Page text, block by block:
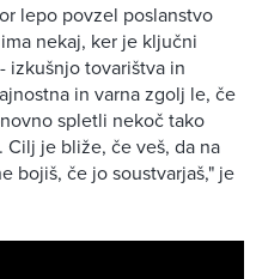
lepo povzel poslanstvo
nekaj, ker je ključni
izkušnjo tovarištva in
in varna zgolj le, če
spletli nekoč tako
je bliže, če veš, da na
bojiš, če jo soustvarjaš," je